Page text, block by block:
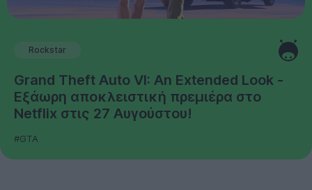
Rockstar
Grand Theft Auto VI: An Extended Look -
Εξάωρη αποκλειστική πρεμιέρα στο
Netflix στις 27 Αυγούστου!
#GTA